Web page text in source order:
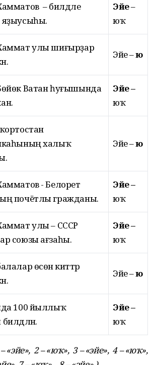
– билдәле
Эйе–
юҡ
улы шиғырҙар
Эйе –юҡ
Ватан һуғышында
Эйе –
юҡ
халыҡ
Эйе –юҡ
- Белорет
почётлы гражданы.
Эйе –
юҡ
улы – СССР
союзы ағзаһы.
Эйе –
юҡ
өсөн әкиәттәр
Эйе –юҡ
100 йыллыҡ
Эйе –
юҡ
«эйе», 2 – «юҡ», 3 – «эйе», 4 – «юҡ»,